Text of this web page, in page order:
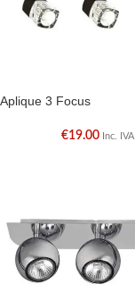
Aplique 3 Focus
€19.00 Inc. IVA